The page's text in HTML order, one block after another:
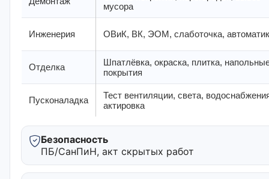
мусора
Инженерия ОВиК, ВК, ЭОМ, слаботочка,
Отделка
Шпатлёвка, окраска, плитка,
покрытия
Пусконаладка
Тест вентиляции, света,
актировка
Безопасность
ПБ/СанПиН, акт скрытых работ